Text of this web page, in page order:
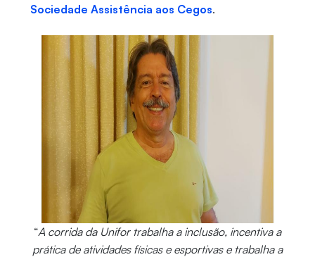
Sociedade Assistência aos Cegos.
“A corrida da Unifor trabalha a inclusão, incentiva a
prática de atividades físicas e esportivas e trabalha a